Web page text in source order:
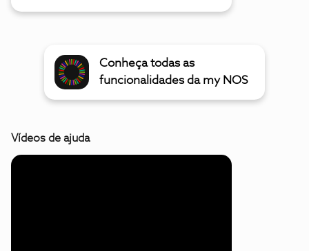
Conheça todas as
funcionalidades da my NOS
Vídeos de ajuda